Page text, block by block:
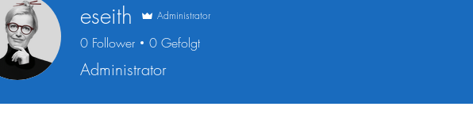
eseith Administrator
0 Follower 0 Gefolgt
Administrator